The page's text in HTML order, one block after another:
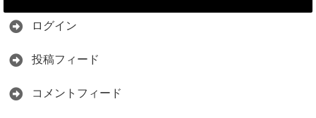
ログイン
投稿フィード
コメントフィード